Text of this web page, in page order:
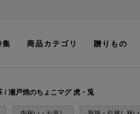
集 商品カテゴリ 贈りもの
瀬戸焼のちょこマグ 虎・兎